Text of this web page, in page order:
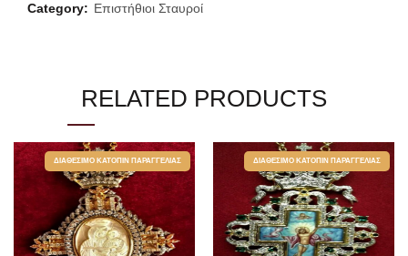
Category: Επιστήθιοι Σταυροί
RELATED PRODUCTS
ΔΙΑΘΈΣΙΜΟ ΚΑΤΌΠΙΝ ΠΑΡΑΓΓΕΛΊΑΣ ΔΙΑΘΈΣΙΜΟ ΚΑΤΌΠΙΝ ΠΑΡΑΓΓΕΛΊΑΣ